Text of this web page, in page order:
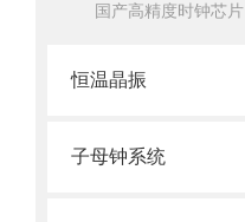
国产高精度时钟芯片
恒温晶振
子母钟系统